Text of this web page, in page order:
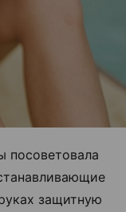
посоветовала
защитную